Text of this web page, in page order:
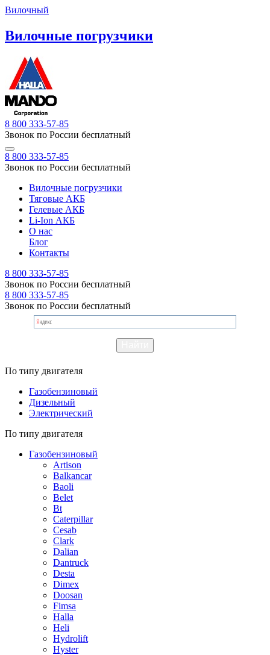
Вилочный
Вилочные погрузчики
8 800 333-57-85
Звонок по России бесплатный
8 800 333-57-85
Звонок по России бесплатный
Вилочные погрузчики
Тяговые АКБ
Гелевые АКБ
Li-Ion АКБ
О нас
Блог
Контакты
8 800 333-57-85
Звонок по России бесплатный
8 800 333-57-85
Звонок по России бесплатный
По типу двигателя
Газобензиновый
Дизельный
Электрический
По типу двигателя
Газобензиновый
Artison
Balkancar
Baoli
Belet
Bt
Caterpillar
Cesab
Clark
Dalian
Dantruck
Desta
Dimex
Doosan
Fimsa
Halla
Heli
Hydrolift
Hyster